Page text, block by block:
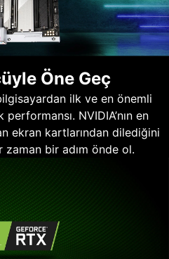
Öne Geç
ilk ve en önemli
NVIDIA’nın en
ekran kartlarından dilediğini
zaman bir adım önde ol.